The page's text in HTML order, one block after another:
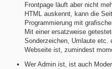
Frontpage läuft aber nicht
HTML auskennt, kann die
Programmierung mit
Mit einer ersatzweise
Sonderzeichen, Umlaute
Webseite ist, zumindest
Wer Admin ist, ist auch